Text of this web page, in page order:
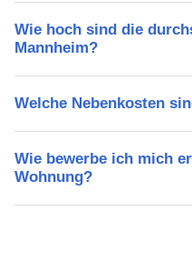
Wie hoch sind die
Mannheim?
Welche Nebenkosten
Wie bewerbe ich mich
Wohnung?